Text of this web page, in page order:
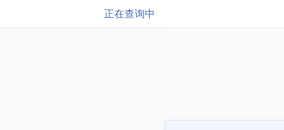
正在查询中